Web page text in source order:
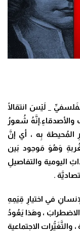
_ لَيْسَ انتقالًا
والأصدقاءِ.إنَّهُ شُعورُ
المُحيطة بِه ، أي إنَّ
وَهُوَ مَوجود بَين
اليومية والتفاصيلِ
.
في اختيارِ قِيَمِهِ
، وهَذا يَعُودُ
والتَّغَيُّرات الاجتماعية